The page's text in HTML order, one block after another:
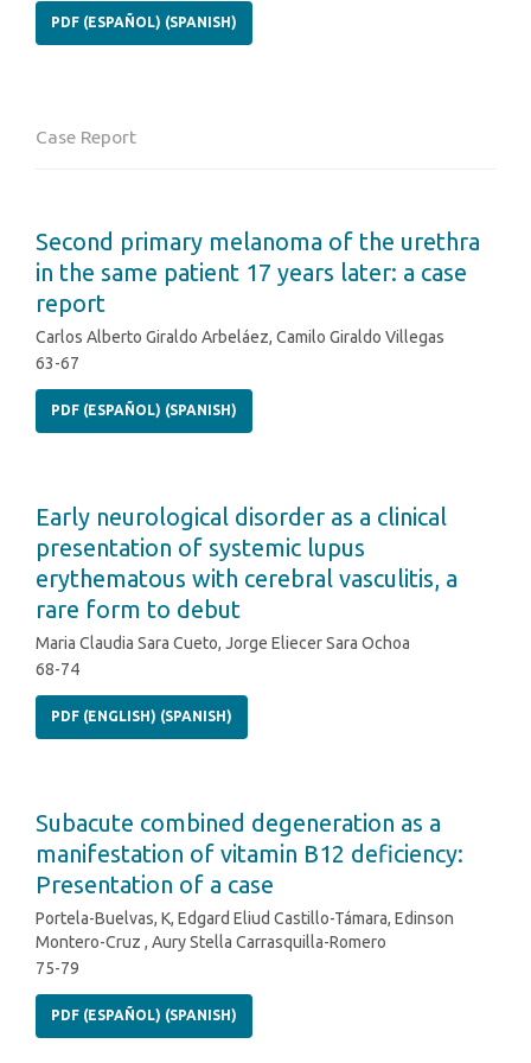
PDF (ESPAÑOL) (SPANISH)
Case Report
Second primary melanoma of the urethra
in the same patient 17 years later: a case
report
Carlos Alberto Giraldo Arbeláez, Camilo Giraldo Villegas
63-67
PDF (ESPAÑOL) (SPANISH)
Early neurological disorder as a clinical
presentation of systemic lupus
erythematous with cerebral vasculitis, a
rare form to debut
Maria Claudia Sara Cueto, Jorge Eliecer Sara Ochoa
68-74
PDF (ENGLISH) (SPANISH)
Subacute combined degeneration as a
manifestation of vitamin B12 deficiency:
Presentation of a case
Portela-Buelvas, K, Edgard Eliud Castillo-Támara, Edinson
Montero-Cruz , Aury Stella Carrasquilla-Romero
75-79
PDF (ESPAÑOL) (SPANISH)